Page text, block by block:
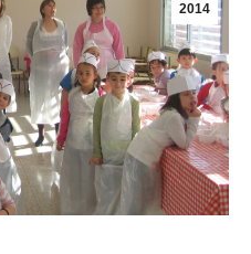
2014